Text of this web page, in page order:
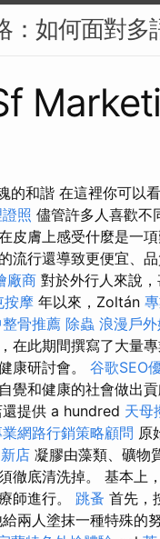
：如何面對多
的和諧 在這裡你可以
照 儘管許多人喜歡不
皮膚上感受什麼是一項
流行還導致更便宜、
廠商 對於外行人來說
按摩 年以來，Zoltán
骨推薦 除蟲 浪漫戶
在此期間撰寫了大量
康研討會。 谷歌SEO
覺和健康的社會做出
提供 a hundred 天母
網路行銷策略顧問 原
店 凝膠由藻類、礦物
徹底清洗掉。 基本上
師進行。 跳蚤 首先，
兩人塗抹一種特殊的